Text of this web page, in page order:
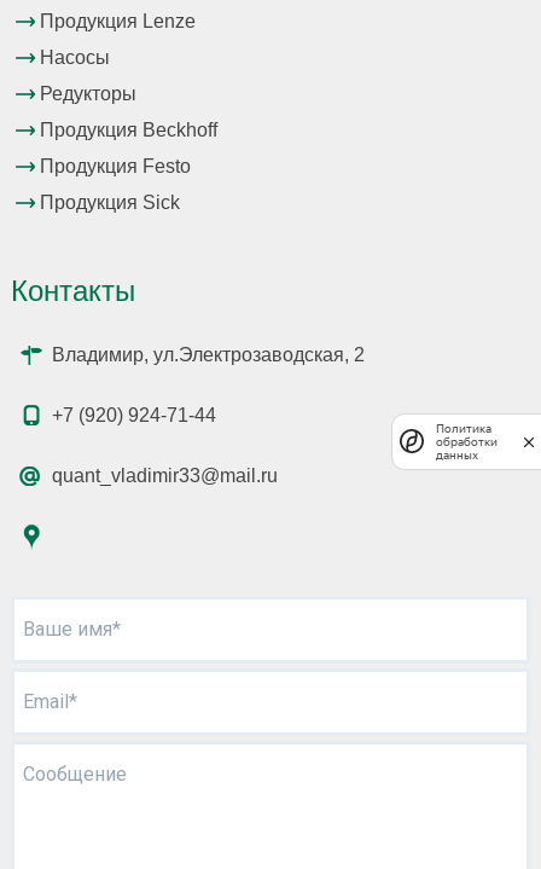
Продукция Lenze
Насосы
Редукторы
Продукция Beckhoff
Продукция Festo
Продукция Sick
Контакты
Владимир, ул.Электрозаводская, 2
+7 (920) 924-71-44
quant_vladimir33@mail.ru
Ваше имя*
Email*
Сообщение
Политика
обработки
данных